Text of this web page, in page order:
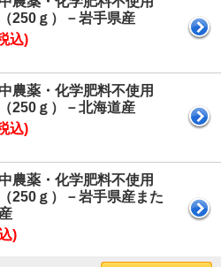
250ｇ）－岩手県産
込)
農薬・化学肥料不使用
250ｇ）－北海道産
込)
農薬・化学肥料不使用
250ｇ）－岩手県産また
)